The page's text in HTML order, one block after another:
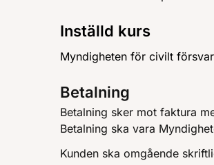
Inställd kurs
Myndigheten för civilt
Betalning
Betalning sker mot faktura
Betalning ska vara
Kunden ska omgående